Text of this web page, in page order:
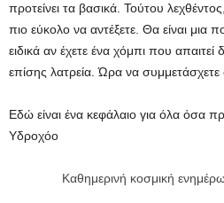
προτείνει τα βασικά. Τούτου
πιο εύκολο να αντέξετε. Θα είναι μια
ειδικά αν έχετε ένα χόμπι που απαιτεί
επίσης λατρεία. Ώρα να
Εδώ είναι ένα κεφάλαιο για όλα όσα
Υδροχόο
Καθημερινή κοσμική